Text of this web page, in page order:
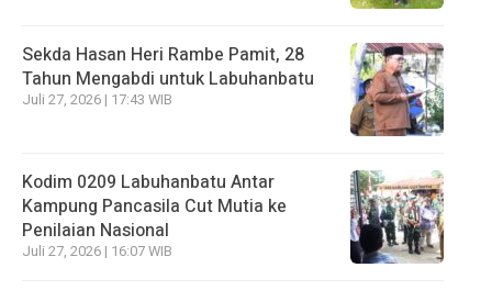
Sekda Hasan Heri Rambe Pamit, 28
Tahun Mengabdi untuk Labuhanbatu
Juli 27, 2026 | 17:43 WIB
Kodim 0209 Labuhanbatu Antar
Kampung Pancasila Cut Mutia ke
Penilaian Nasional
Juli 27, 2026 | 16:07 WIB